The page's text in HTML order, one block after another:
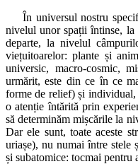
În universul nostru
nivelul unor spații întinse,
departe, la nivelul
viețuitoarelor: plante și
universic, macro-cosmic,
urmărit, este din ce în ce
forme de relief) și individual,
o atenție întărită prin
să determinăm mișcările la
Dar ele sunt, toate aceste
uriașe), nu numai între stele
și subatomice: tocmai pentru